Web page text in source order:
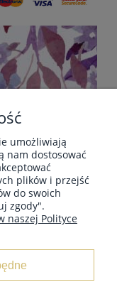
umożliwiają
nam dostosować
plików i przejść
do swoich
zgody".
naszej Polityce